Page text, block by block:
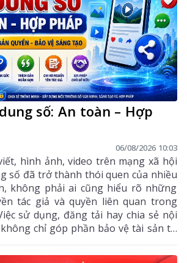
số: An toàn – Hợp
06/08/2026 10:03
hình ảnh, video trên mạng xã hội
số đã trở thành thói quen của nhiều
không phải ai cũng hiểu rõ những
tác giả và quyền liên quan trong
sử dụng, đăng tải hay chia sẻ nội
chỉ góp phần bảo vệ tài sản trí
còn giúp mỗi cá nhân tránh những
khi tham gia không gian mạng.